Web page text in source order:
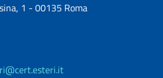
1 - 00135 Roma